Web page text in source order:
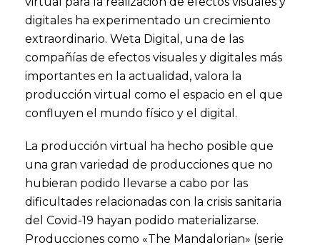
digitales ha experimentado un crecimiento
extraordinario. Weta Digital, una de las
compañías de efectos visuales y digitales más
importantes en la actualidad, valora la
producción virtual como el espacio en el que
confluyen el mundo físico y el digital.
La producción virtual ha hecho posible que
una gran variedad de producciones que no
hubieran podido llevarse a cabo por las
dificultades relacionadas con la crisis sanitaria
del Covid-19 hayan podido materializarse.
Producciones como «The Mandalorian» (serie